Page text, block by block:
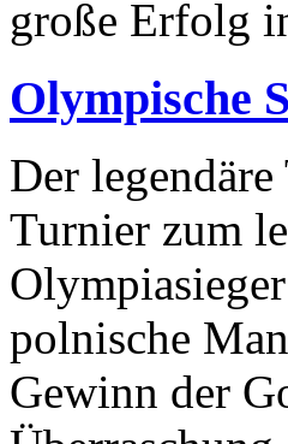
große Erfolg
Olympische
Der
Turnier zum
polnische
Gewinn der